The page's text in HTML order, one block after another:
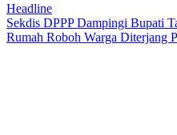
Headline
Sekdis DPPP Dampingi Bupati
Rumah Roboh Warga Diterjang